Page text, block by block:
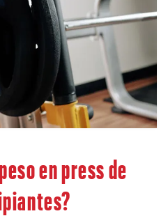
en press de